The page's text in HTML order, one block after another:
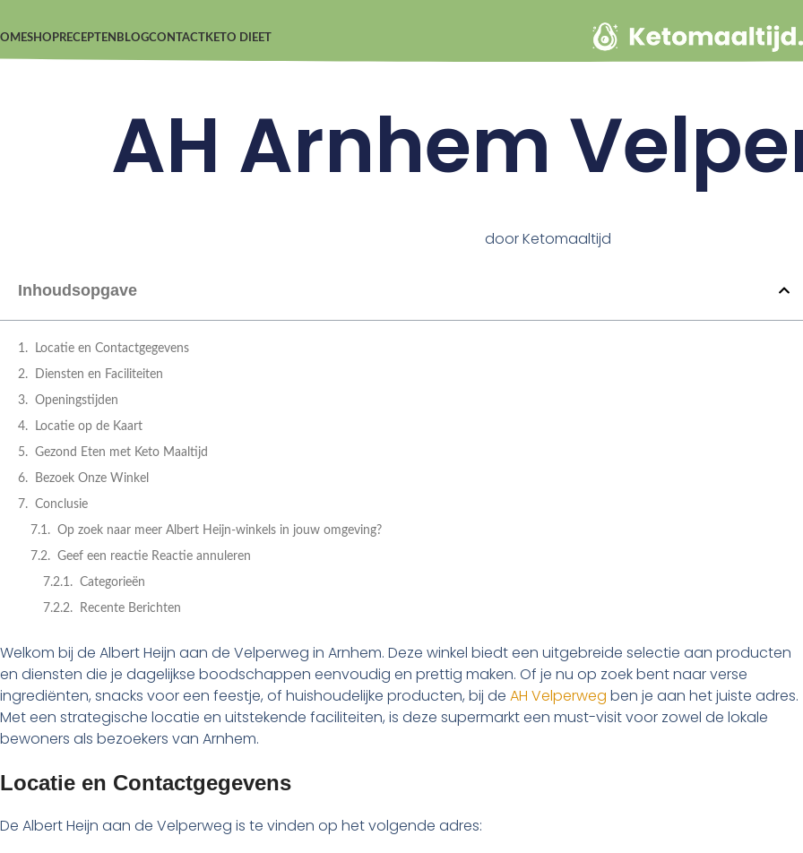
SHOPRECEPTEN BLOGCONTACT KETO DIEET
AH Arnhem
doorKetomaaltijd
Inhoudsopgave
Locatie en Contactgegevens
Diensten en Faciliteiten
Openingstijden
Locatie op de Kaart
Gezond Eten met Keto Maaltijd
Bezoek Onze Winkel
Conclusie
Op zoek naar meer Albert Heijn-winkels in jouw omgeving?
Geef een reactie Reactie annuleren
Categorieën
Recente Berichten
Welkom bij de Albert Heijn aan de Velperweg in Arnhem. Deze winkel biedt een uitgebreide selectie aan producten
en diensten die je dagelijkse boodschappen eenvoudig en prettig maken. Of je nu op zoek bent naar verse
ingrediënten, snacks voor een feestje, of huishoudelijke producten, bij de AH Velperweg ben je aan het juiste adres.
Met een strategische locatie en uitstekende faciliteiten, is deze supermarkt een must-visit voor zowel de lokale
bewoners als bezoekers van Arnhem.
Locatie en Contactgegevens
De Albert Heijn aan de Velperweg is te vinden op het volgende adres: